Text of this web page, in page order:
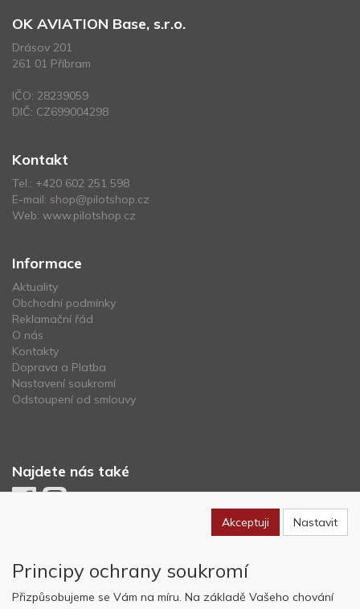
OK AVIATION Base, s.r.o.
Drásov 201
261 01 Příbram
IČO: 28239059
DIČ: CZ699004298
Kontakt
Tel.: +420 602 251 598
E-mail: shop@pilotshop.cz
Web: www.pilotshop.cz
Informace
Aktuality
Obchodní podmínky
Reklamační řád
O nás
Kontakty
Doprava a Platba
Nastavení soukromí
Odstoupení od smlouvy
Najdete nás také
Akceptuji Nastavit
Principy ochrany soukromí
Přizpůsobujeme se Vám na míru. Na základě Vašeho chování